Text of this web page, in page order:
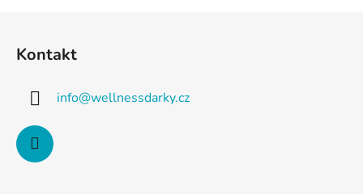
Kontakt
info@wellnessdarky.cz